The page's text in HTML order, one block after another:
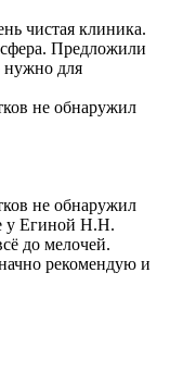
чистая клиника.
Предложили
нужно для
не обнаружил
не обнаружил
у Егиной Н.Н.
до мелочей.
рекомендую и